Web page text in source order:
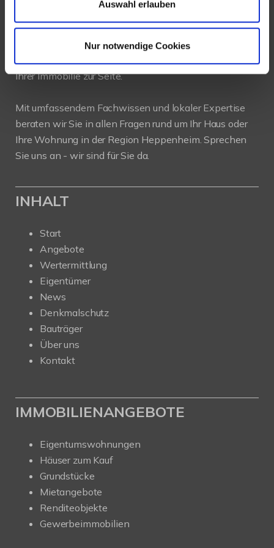
Auswahl erlauben
Nur notwendige Cookies
Als kompetenterImmobilienmakler in Heppenheim
stehen wir Ihnen beim Verkauf und bei der Vermietung
Ihrer Immobilie zur Seite.
Mit umfassendem Fachwissen und lokaler Expertise
beraten wir Sie in allen Fragen rund um Ihr Haus oder
Ihre Wohnung in der Region Heppenheim. Sprechen
Sie uns an - wir sind für Sie da.
INHALT
Start
Angebote
Wertermittlung
Eigentümer
News
Denkmalschutz
Bauträger
Über uns
Kontakt
IMMOBILIENANGEBOTE
Eigentumswohnungen
Häuser zum Kauf
Grundstücke
Mietangebote
Renditeobjekte
Gewerbeimmobilien